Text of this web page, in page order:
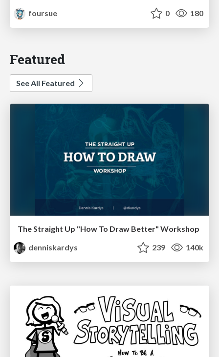
foursue
0 180
Featured
See All Featured
The Straight Up "How To Draw Better" Workshop
denniskardys
239 140k